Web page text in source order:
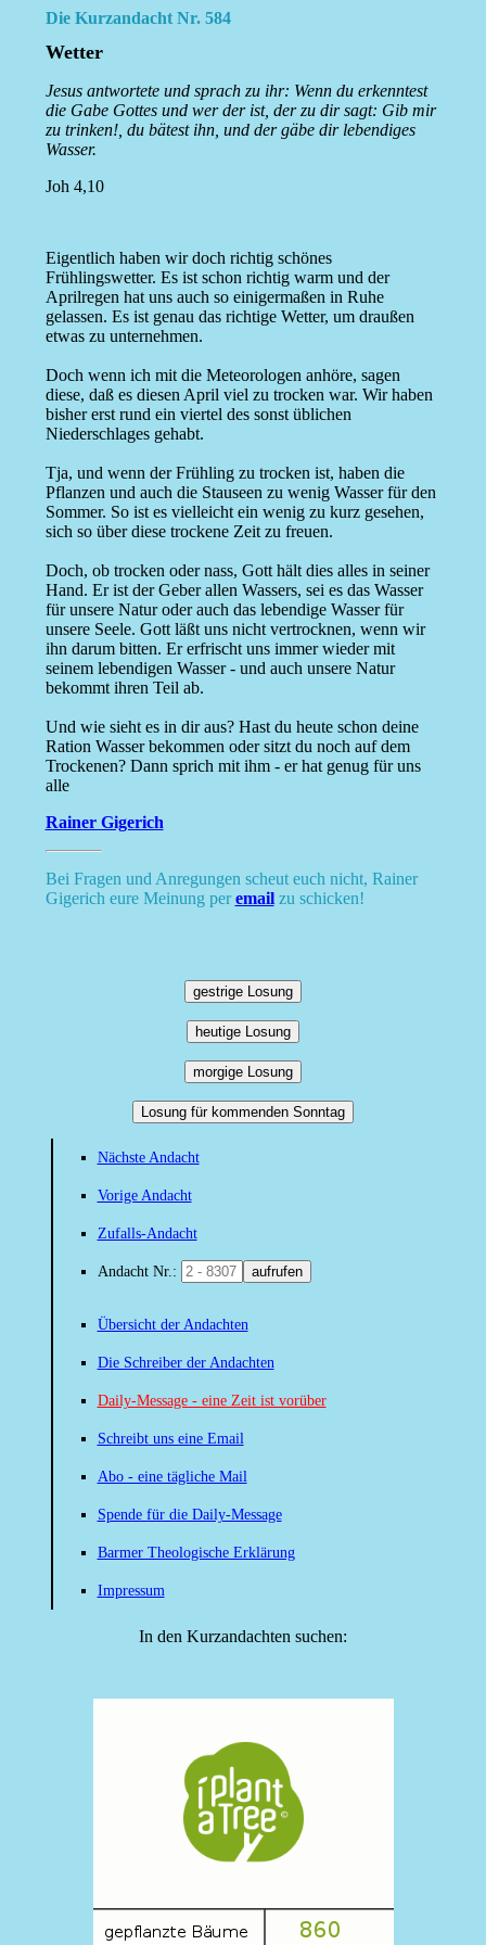
Die Kurzandacht Nr. 584
Wetter
Jesus antwortete und sprach zu ihr: Wenn du erkenntest
die Gabe Gottes und wer der ist, der zu dir sagt: Gib mir
zu trinken!, du bätest ihn, und der gäbe dir lebendiges
Wasser.
Joh 4,10
Eigentlich haben wir doch richtig schönes
Frühlingswetter. Es ist schon richtig warm und der
Aprilregen hat uns auch so einigermaßen in Ruhe
gelassen. Es ist genau das richtige Wetter, um draußen
etwas zu unternehmen.
Doch wenn ich mit die Meteorologen anhöre, sagen
diese, daß es diesen April viel zu trocken war. Wir haben
bisher erst rund ein viertel des sonst üblichen
Niederschlages gehabt.
Tja, und wenn der Frühling zu trocken ist, haben die
Pflanzen und auch die Stauseen zu wenig Wasser für den
Sommer. So ist es vielleicht ein wenig zu kurz gesehen,
sich so über diese trockene Zeit zu freuen.
Doch, ob trocken oder nass, Gott hält dies alles in seiner
Hand. Er ist der Geber allen Wassers, sei es das Wasser
für unsere Natur oder auch das lebendige Wasser für
unsere Seele. Gott läßt uns nicht vertrocknen, wenn wir
ihn darum bitten. Er erfrischt uns immer wieder mit
seinem lebendigen Wasser - und auch unsere Natur
bekommt ihren Teil ab.
Und wie sieht es in dir aus? Hast du heute schon deine
Ration Wasser bekommen oder sitzt du noch auf dem
Trockenen? Dann sprich mit ihm - er hat genug für uns
alle
Rainer Gigerich
Bei Fragen und Anregungen scheut euch nicht, Rainer
Gigerich eure Meinung peremailzu schicken!
gestrige Losung
heutige Losung
morgige Losung
Losung für kommenden Sonntag
Nächste Andacht
Vorige Andacht
Zufalls-Andacht
Andacht Nr.: aufrufen
Übersicht der Andachten
Die Schreiber der Andachten
Daily-Message - eine Zeit ist vorüber
Schreibt uns eine Email
Abo - eine tägliche Mail
Spende für die Daily-Message
Barmer Theologische Erklärung
Impressum
In den Kurzandachten suchen: